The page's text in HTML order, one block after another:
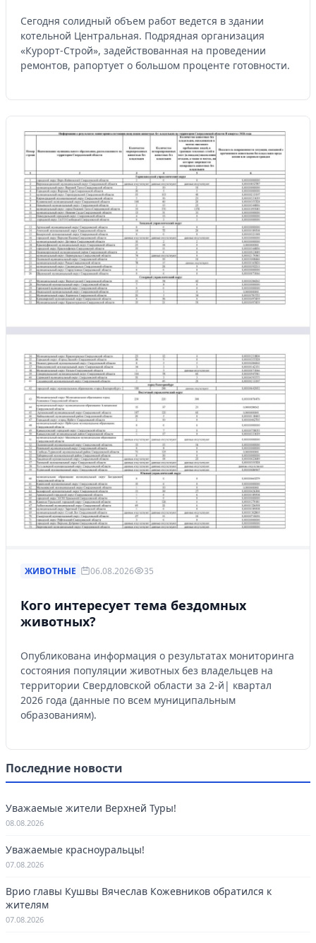
Сегодня солидный объем работ ведется в здании
котельной Центральная. Подрядная организация
«Курорт-Строй», задействованная на проведении
ремонтов, рапортует о большом проценте готовности.
ЖИВОТНЫЕ 06.08.2026 35
Кого интересует тема бездомных
животных?
Опубликована информация о результатах мониторинга
состояния популяции животных без владельцев на
территории Свердловской области за 2-й| квартал
2026 года (данные по всем муниципальным
образованиям).
Последние новости
Уважаемые жители Верхней Туры!
08.08.2026
Уважаемые красноуральцы!
07.08.2026
Врио главы Кушвы Вячеслав Кожевников обратился к
жителям
07.08.2026